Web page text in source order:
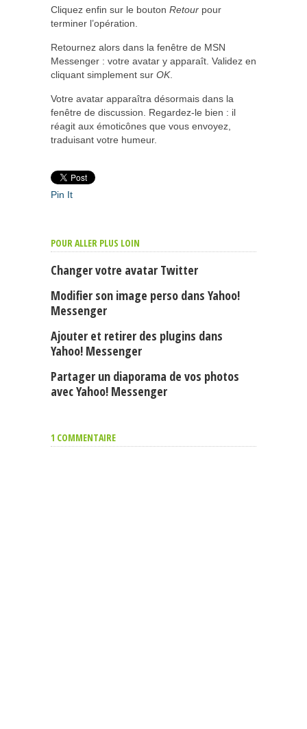
Cliquez enfin sur le bouton Retour pour
terminer l’opération.
Retournez alors dans la fenêtre de MSN
Messenger : votre avatar y apparaît. Validez en
cliquant simplement sur OK.
Votre avatar apparaîtra désormais dans la
fenêtre de discussion. Regardez-le bien : il
réagit aux émoticônes que vous envoyez,
traduisant votre humeur.
Pin It
POUR ALLER PLUS LOIN
Changer votre avatar Twitter
Modifier son image perso dans Yahoo!
Messenger
Ajouter et retirer des plugins dans
Yahoo! Messenger
Partager un diaporama de vos photos
avec Yahoo! Messenger
1 COMMENTAIRE